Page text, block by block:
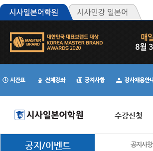
수강신청
공지/이벤트 공지사항